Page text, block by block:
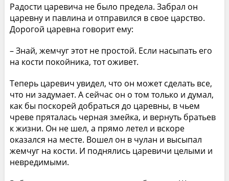
Радости царевича не было предела. Забрал он
царевну и павлина и отправился в свое царство.
Дорогой царевна говорит ему:
– Знай, жемчуг этот не простой. Если насыпать его
на кости покойника, тот оживет.
Теперь царевич увидел, что он может сделать все,
что ни задумает. А сейчас он о том только и думал,
как бы поскорей добраться до царевны, в чьем
чреве пряталась черная змейка, и вернуть братьев
к жизни. Он не шел, а прямо летел и вскоре
оказался на месте. Вошел он в чулан и высыпал
жемчуг на кости. И поднялись царевичи целыми и
невредимыми.